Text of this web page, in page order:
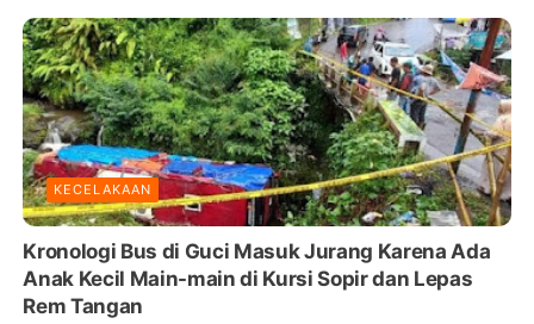
KECELAKAAN
Kronologi Bus di Guci Masuk Jurang Karena Ada
Anak Kecil Main-main di Kursi Sopir dan Lepas
Rem Tangan